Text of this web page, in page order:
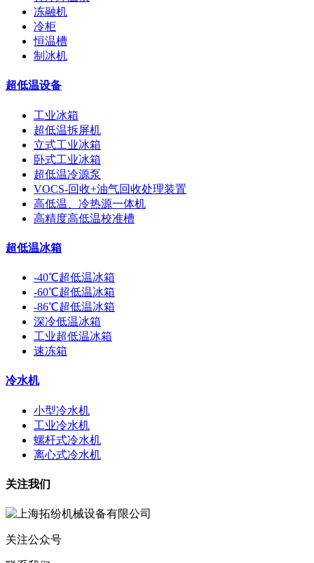
冻融机
冷柜
恒温槽
制冰机
超低温设备
工业冰箱
超低温拆屏机
立式工业冰箱
卧式工业冰箱
超低温冷源泵
VOCS-回收+油气回收处理装置
高低温、冷热源一体机
高精度高低温校准槽
超低温冰箱
-40℃超低温冰箱
-60℃超低温冰箱
-86℃超低温冰箱
深冷低温冰箱
工业超低温冰箱
速冻箱
冷水机
小型冷水机
工业冷水机
螺杆式冷水机
离心式冷水机
关注我们
关注公众号